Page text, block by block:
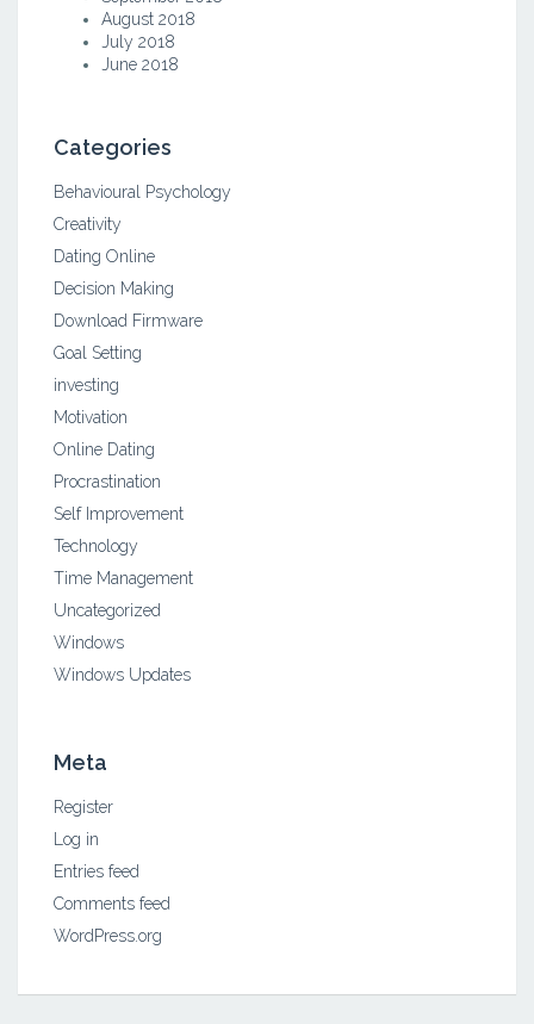
August 2018
July 2018
June 2018
Categories
Behavioural Psychology
Creativity
Dating Online
Decision Making
Download Firmware
Goal Setting
investing
Motivation
Online Dating
Procrastination
Self Improvement
Technology
Time Management
Uncategorized
Windows
Windows Updates
Meta
Register
Log in
Entries feed
Comments feed
WordPress.org